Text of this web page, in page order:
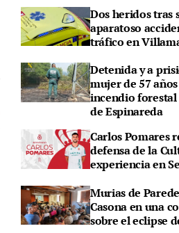
Dos heridos tras
aparatoso
tráfico en
Detenida y a
mujer de 57
incendio forestal
de Espinareda
Carlos Pomares
defensa de la
experiencia en
Murias de
Casona en una
sobre el eclipse